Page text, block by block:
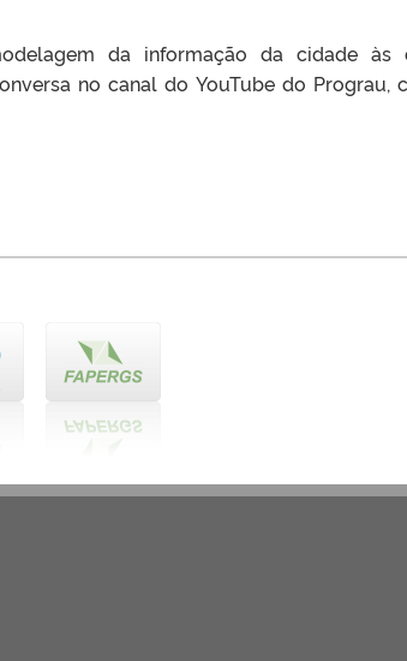
da informação da cidade às
no canal do YouTube do Prograu,